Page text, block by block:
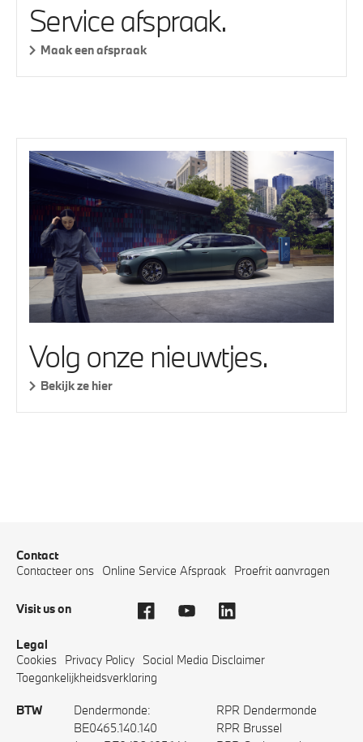
Service afspraak.
Maak een afspraak
Volg onze nieuwtjes.
Bekijk ze hier
Contact
Contacteer ons Online Service Afspraak Proefrit aanvragen
Visit us on
Legal
Cookies Privacy Policy Social Media Disclaimer
Toegankelijkheidsverklaring
BTW
Dendermonde:
BE0465.140.140
RPR Dendermonde
RPR Brussel